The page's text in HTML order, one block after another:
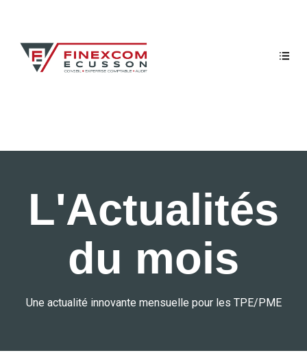
L'Actualités
du mois
Une actualité innovante mensuelle pour les TPE/PME